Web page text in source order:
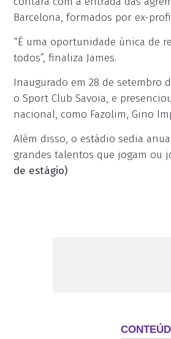
Barcelona, formados por ex-
“É uma oportunidade única de
todos”, finaliza James.
Inaugurado em 28 de setembro
o Sport Club Savoia, e
nacional, como Fazolim, Gino
Além disso, o estádio sedia
grandes talentos que jogam ou
de estágio)